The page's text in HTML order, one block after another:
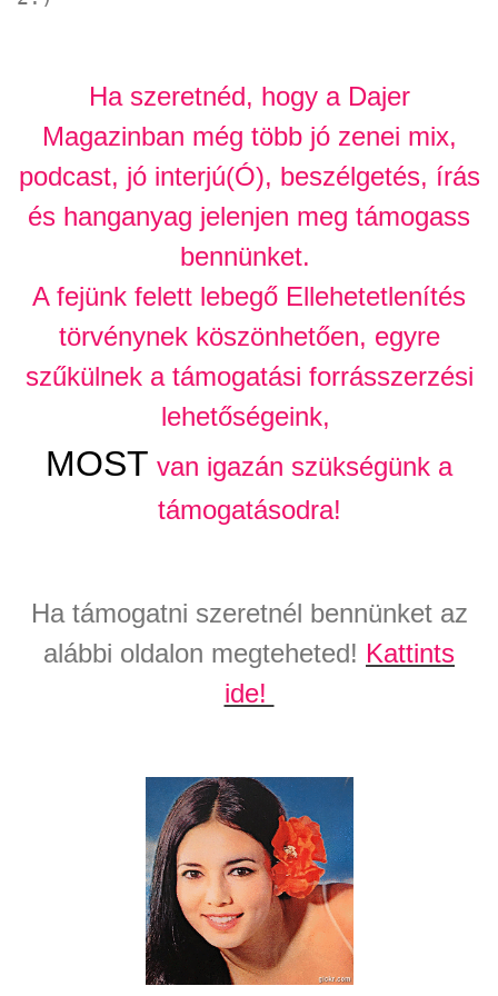
Ha szeretnéd, hogy a Dajer
Magazinban még több jó zenei mix,
podcast, jó interjú(Ó), beszélgetés, írás
és hanganyag jelenjen meg támogass
bennünket.
A fejünk felett lebegő Ellehetetlenítés
törvénynek köszönhetően, egyre
szűkülnek a támogatási forrásszerzési
lehetőségeink,
MOST van igazán szükségünk a
támogatásodra!
Ha támogatni szeretnél bennünket az
alábbi oldalon megteheted! Kattints
ide!